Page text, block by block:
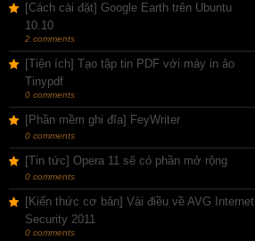
[Cách cài đặt] Google Earth trên Ubuntu
10.10
2 comments
[Tiện ích] Tạo tập tin PDF với máy in ảo
Tinypdf
0 comments
[Phần mềm ghi đĩa] FeyWriter
0 comments
[Tin tức] Opera 11 sẽ có phần mở rộng
0 comments
[Kiến thức cơ bản] Vài điều về AVG Internet
Security 2011
0 comments